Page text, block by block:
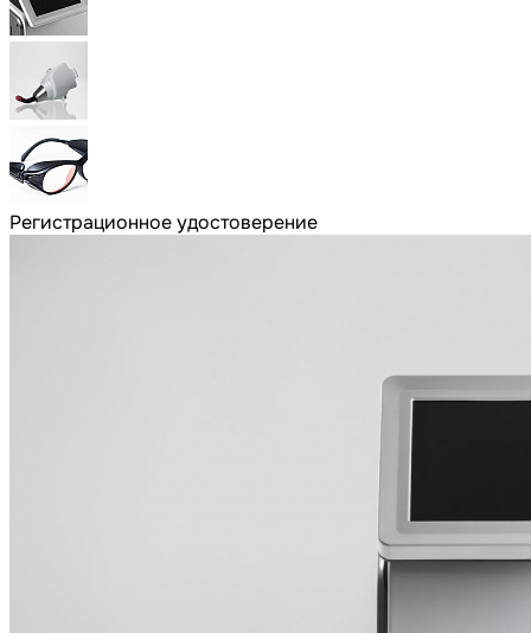
Регистрационное удостоверение